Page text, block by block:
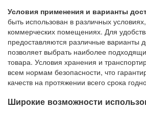
Условия применения и варианты
быть использован в различных
коммерческих помещениях. Для
предоставляются различные варианты
позволяет выбрать наиболее
товара. Условия хранения и
всем нормам безопасности, что
качеств на протяжении всего срока
Широкие возможности